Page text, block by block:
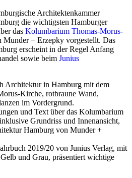
Architektenkammer
die wichtigsten Hamburger
das Kolumbarium Thomas-Morus-
Munder + Erzepky vorgestellt. Das
erscheint in der Regel Anfang
sowie beim Junius